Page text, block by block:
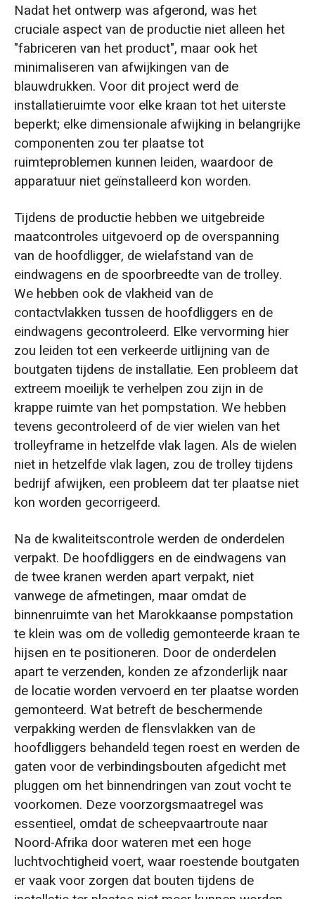
Nadat het ontwerp was afgerond, was het
cruciale aspect van de productie niet alleen het
"fabriceren van het product", maar ook het
minimaliseren van afwijkingen van de
blauwdrukken. Voor dit project werd de
installatieruimte voor elke kraan tot het uiterste
beperkt; elke dimensionale afwijking in belangrijke
componenten zou ter plaatse tot
ruimteproblemen kunnen leiden, waardoor de
apparatuur niet geïnstalleerd kon worden.
Tijdens de productie hebben we uitgebreide
maatcontroles uitgevoerd op de overspanning
van de hoofdligger, de wielafstand van de
eindwagens en de spoorbreedte van de trolley.
We hebben ook de vlakheid van de
contactvlakken tussen de hoofdliggers en de
eindwagens gecontroleerd. Elke vervorming hier
zou leiden tot een verkeerde uitlijning van de
boutgaten tijdens de installatie. Een probleem dat
extreem moeilijk te verhelpen zou zijn in de
krappe ruimte van het pompstation. We hebben
tevens gecontroleerd of de vier wielen van het
trolleyframe in hetzelfde vlak lagen. Als de wielen
niet in hetzelfde vlak lagen, zou de trolley tijdens
bedrijf afwijken, een probleem dat ter plaatse niet
kon worden gecorrigeerd.
Na de kwaliteitscontrole werden de onderdelen
verpakt. De hoofdliggers en de eindwagens van
de twee kranen werden apart verpakt, niet
vanwege de afmetingen, maar omdat de
binnenruimte van het Marokkaanse pompstation
te klein was om de volledig gemonteerde kraan te
hijsen en te positioneren. Door de onderdelen
apart te verzenden, konden ze afzonderlijk naar
de locatie worden vervoerd en ter plaatse worden
gemonteerd. Wat betreft de beschermende
verpakking werden de flensvlakken van de
hoofdliggers behandeld tegen roest en werden de
gaten voor de verbindingsbouten afgedicht met
pluggen om het binnendringen van zout vocht te
voorkomen. Deze voorzorgsmaatregel was
essentieel, omdat de scheepvaartroute naar
Noord-Afrika door wateren met een hoge
luchtvochtigheid voert, waar roestende boutgaten
er vaak voor zorgen dat bouten tijdens de